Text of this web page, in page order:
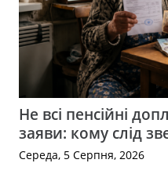
Не всі пенсійні
заяви: кому слід
Середа, 5 Серпня, 2026